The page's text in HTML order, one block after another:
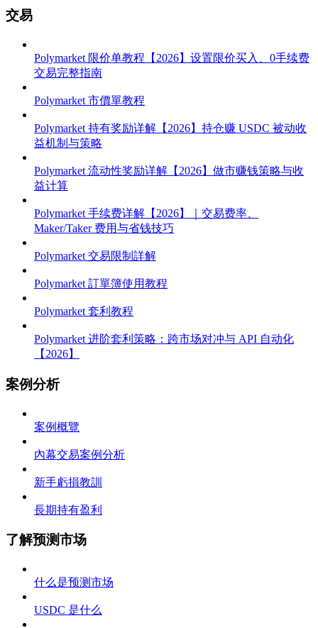
交易
Polymarket 限价单教程【2026】设置限价买入、0手续费
交易完整指南
Polymarket 市價單教程
Polymarket 持有奖励详解【2026】持仓赚 USDC 被动收
益机制与策略
Polymarket 流动性奖励详解【2026】做市赚钱策略与收
益计算
Polymarket 手续费详解【2026】｜交易费率、
Maker/Taker 费用与省钱技巧
Polymarket 交易限制詳解
Polymarket 訂單簿使用教程
Polymarket 套利教程
Polymarket 进阶套利策略：跨市场对冲与 API 自动化
【2026】
案例分析
案例概覽
內幕交易案例分析
新手虧損教訓
長期持有盈利
了解预测市场
什么是预测市场
USDC 是什么